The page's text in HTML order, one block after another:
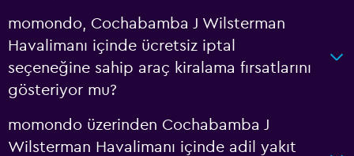
momondo, Cochabamba J Wilsterman
Havalimanı içinde ücretsiz iptal
seçeneğine sahip araç kiralama fırsatlarını
gösteriyor mu?
momondo üzerinden Cochabamba J
Wilsterman Havalimanı içinde adil yakıt